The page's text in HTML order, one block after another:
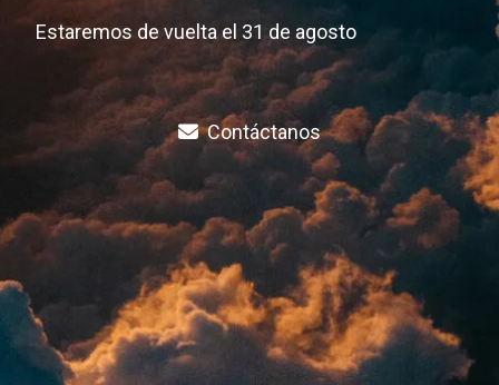
Estaremos de vuelta el 31 de agosto
Contáctanos